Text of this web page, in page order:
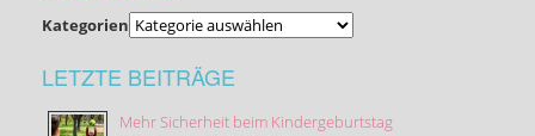
Kategorien
LETZTE BEITRÄGE
Mehr Sicherheit beim Kindergeburtstag